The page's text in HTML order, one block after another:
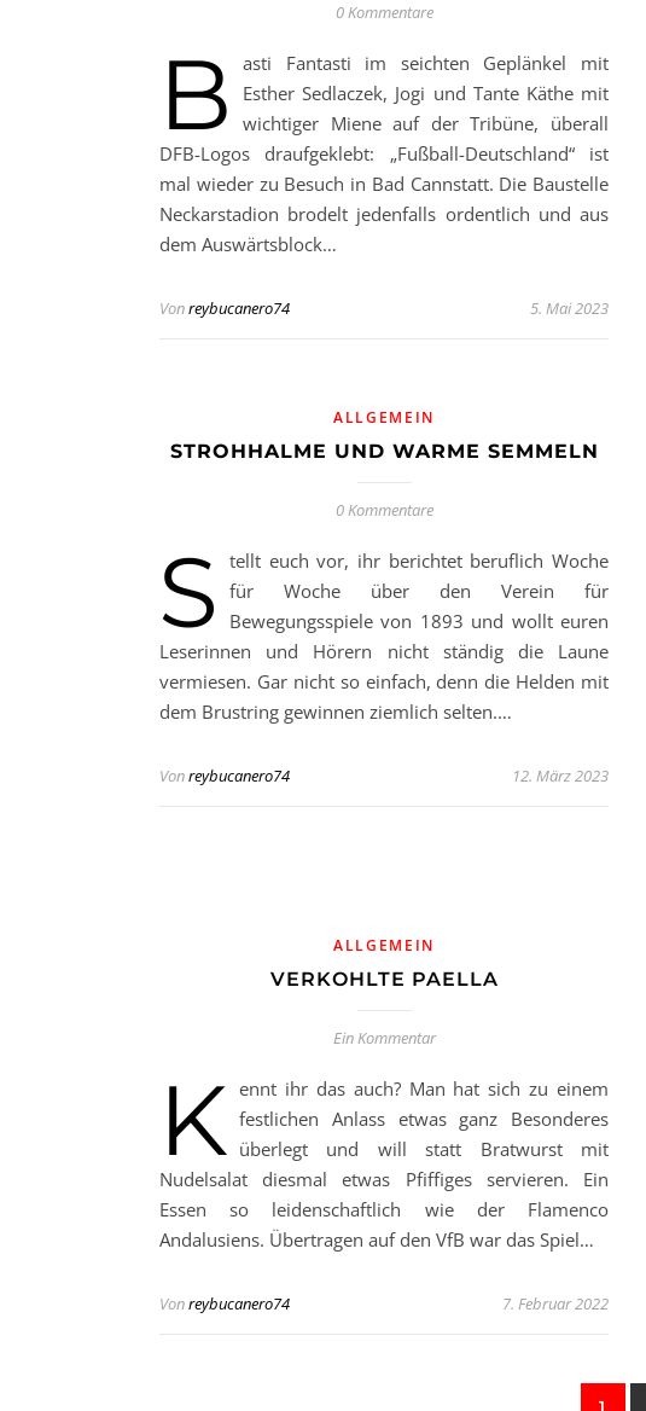
0 Kommentare
B
asti Fantasti im seichten Geplänkel mit
Esther Sedlaczek, Jogi und Tante Käthe mit
wichtiger Miene auf der Tribüne, überall
DFB-Logos draufgeklebt: „Fußball-Deutschland“ ist
mal wieder zu Besuch in Bad Cannstatt. Die Baustelle
Neckarstadion brodelt jedenfalls ordentlich und aus
dem Auswärtsblock…
Vonreybucanero74 5. Mai 2023
ALLGEMEIN
STROHHALME UND WARME SEMMELN
0 Kommentare
S
tellt euch vor, ihr berichtet beruflich Woche
für Woche über den Verein für
Bewegungsspiele von 1893 und wollt euren
Leserinnen und Hörern nicht ständig die Laune
vermiesen. Gar nicht so einfach, denn die Helden mit
dem Brustring gewinnen ziemlich selten.…
Vonreybucanero74 12. März 2023
ALLGEMEIN
VERKOHLTE PAELLA
Ein Kommentar
K ennt ihr das auch? Man hat sich zu einem
festlichen Anlass etwas ganz Besonderes
überlegt und will statt Bratwurst mit
Nudelsalat diesmal etwas Pfiffiges servieren. Ein
Essen so leidenschaftlich wie der Flamenco
Andalusiens. Übertragen auf den VfB war das Spiel…
Vonreybucanero74 7. Februar 2022
1